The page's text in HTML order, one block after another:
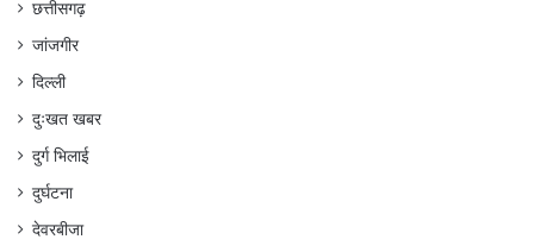
छत्तीसगढ़
जांजगीर
दिल्ली
दुःखत खबर
दुर्ग भिलाई
दुर्घटना
देवरबीजा